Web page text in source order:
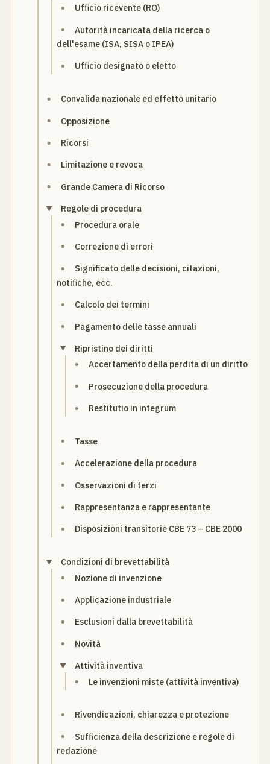
Ufficio ricevente (RO)
Autorità incaricata della ricerca o
dell'esame (ISA, SISA o IPEA)
Ufficio designato o eletto
Convalida nazionale ed effetto unitario
Opposizione
Ricorsi
Limitazione e revoca
Grande Camera di Ricorso
Regole di procedura
Procedura orale
Correzione di errori
Significato delle decisioni, citazioni,
notifiche, ecc.
Calcolo dei termini
Pagamento delle tasse annuali
Ripristino dei diritti
Accertamento della perdita di un diritto
Prosecuzione della procedura
Restitutio in integrum
Tasse
Accelerazione della procedura
Osservazioni di terzi
Rappresentanza e rappresentante
Disposizioni transitorie CBE 73 – CBE 2000
Condizioni di brevettabilità
Nozione di invenzione
Applicazione industriale
Esclusioni dalla brevettabilità
Novità
Attività inventiva
Le invenzioni miste (attività inventiva)
Rivendicazioni, chiarezza e protezione
Sufficienza della descrizione e regole di
redazione